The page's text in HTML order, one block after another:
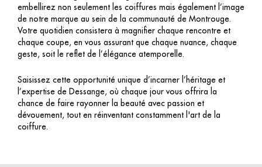
embellirez non seulement les coiffures mais également l’image
de notre marque au sein de la communauté de Montrouge.
Votre quotidien consistera à magnifier chaque rencontre et
chaque coupe, en vous assurant que chaque nuance, chaque
geste, soit le reflet de l’élégance atemporelle.
Saisissez cette opportunité unique d’incarner l’héritage et
l’expertise de Dessange, où chaque jour vous offrira la
chance de faire rayonner la beauté avec passion et
dévouement, tout en réinventant constamment l'art de la
coiffure.